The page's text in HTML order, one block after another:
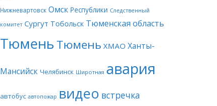
Нижневартовск Омск Республики Следственный
комитет Сургут Тобольск Тюменская область
ТюменьТюмень ХМАО Ханты-
Мансийск Челябинск Широтная авария
автобус автопожар видео встречка